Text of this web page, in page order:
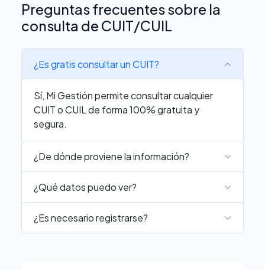
Preguntas frecuentes sobre la
consulta de CUIT/CUIL
¿Es gratis consultar un CUIT?
Sí, Mi Gestión permite consultar cualquier
CUIT o CUIL de forma 100% gratuita y
segura.
¿De dónde proviene la información?
¿Qué datos puedo ver?
¿Es necesario registrarse?